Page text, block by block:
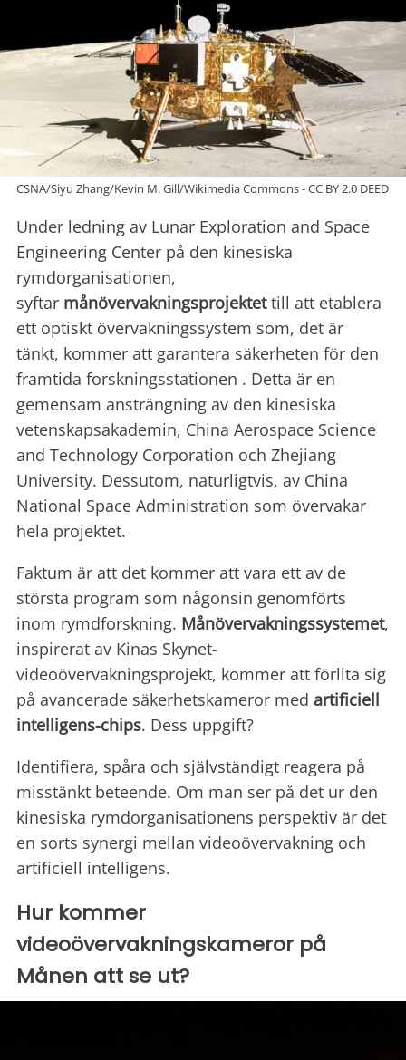
CSNA/Siyu Zhang/Kevin M. Gill/Wikimedia Commons - CC BY 2.0 DEED
Under ledning av Lunar Exploration and Space
Engineering Center på den kinesiska
rymdorganisationen,
syftar månövervakningsprojektettill att etablera
ett optiskt övervakningssystem som, det är
tänkt, kommer att garantera säkerheten för den
framtida forskningsstationen . Detta är en
gemensam ansträngning av den kinesiska
vetenskapsakademin, China Aerospace Science
and Technology Corporation och Zhejiang
University. Dessutom, naturligtvis, av China
National Space Administration som övervakar
hela projektet.
Faktum är att det kommer att vara ett av de
största program som någonsin genomförts
inom rymdforskning. Månövervakningssystemet,
inspirerat av Kinas Skynet-
videoövervakningsprojekt, kommer att förlita sig
på avancerade säkerhetskameror med artificiell
intelligens-chips. Dess uppgift?
Identifiera, spåra och självständigt reagera på
misstänkt beteende. Om man ser på det ur den
kinesiska rymdorganisationens perspektiv är det
en sorts synergi mellan videoövervakning och
artificiell intelligens.
Hur kommer
videoövervakningskameror på
Månen att se ut?